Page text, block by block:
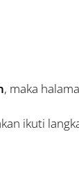
, maka
ikuti